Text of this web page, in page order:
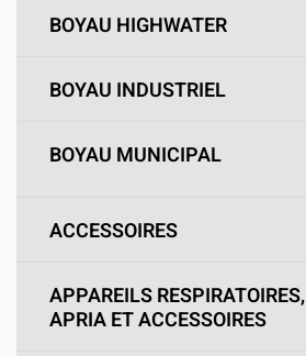
BOYAU HIGHWATER
BOYAU INDUSTRIEL
BOYAU MUNICIPAL
ACCESSOIRES
APPAREILS RESPIRATOIRES,
APRIA ET ACCESSOIRES